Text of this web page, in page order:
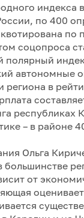
индекса
по 400
по
соцопроса
полярный
автономные
региона в
республиках
– в районе
Ольга
от